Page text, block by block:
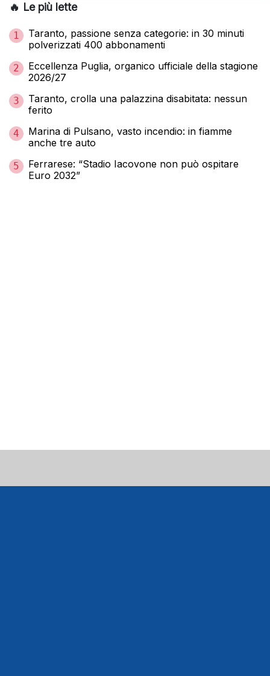
🔥 Le più lette
1
Taranto, passione senza categorie: in 30 minuti
polverizzati 400 abbonamenti
2
Eccellenza Puglia, organico ufficiale della stagione
2026/27
3
Taranto, crolla una palazzina disabitata: nessun
ferito
4
Marina di Pulsano, vasto incendio: in fiamme
anche tre auto
5
Ferrarese: “Stadio Iacovone non può ospitare
Euro 2032”